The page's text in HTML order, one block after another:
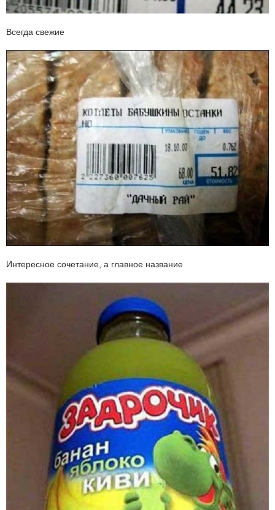
Всегда свежие
Интересное сочетание, а главное название